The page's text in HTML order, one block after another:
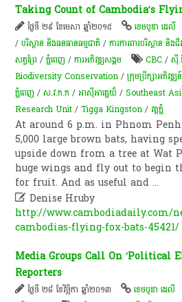
Taking Count of Cambodia’s
ថ្ងៃទី ២៩ ខែមេសា ឆ្នាំ២០១៥ ខេមបូឌា ដេលី
/បរិស្ថាន និងធនធានធម្មជាតិ /ការការពារបរិស្ថាន និងជី
សត្វព្រៃ /ភ្នំពេញ /ការ​អភិវឌ្ឍ​សង្គម CBC /ស៊ី
Biodiversity Conservation /ក្រុមប្រឹក្សាអភិវឌ្ឍ
ភ្នំពេញ /ស.វ.ភ.ភ /អាស៊ីអាគ្នេយ៏ /Southeast
Research Unit /Tigga Kingston /​វត្ត​ភ្នំ
At around 6 p.m. in Phnom
5,000 large brown bats, having
upside down from a tree at Wat
huge wings and fly out to begin
for fruit. And as useful and...
 Denise Hruby
http://www.cambodiadaily.com/
cambodias-flying-fox-bats-45421/
Media Groups Call On ‘Political
Reporters
ថ្ងៃទី ២៨ ខែវិច្ឆិកា ឆ្នាំ២០១៣ ខេមបូឌា ដេលី